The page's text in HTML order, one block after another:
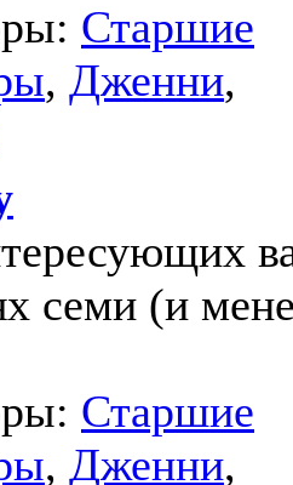
Старшие
, Дженни,
семи (и
Старшие
, Дженни,